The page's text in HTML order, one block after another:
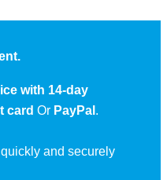
with 14-day
card Or PayPal
and securely